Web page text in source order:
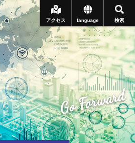
検索
language
アクセス
Go Forward